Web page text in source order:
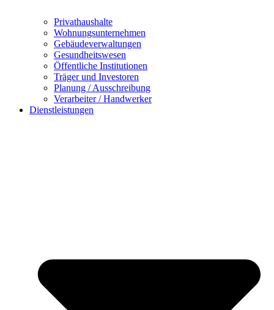
Privathaushalte
Wohnungsunternehmen
Gebäudeverwaltungen
Gesundheitswesen
Öffentliche Institutionen
Träger und Investoren
Planung / Ausschreibung
Verarbeiter / Handwerker
Dienstleistungen